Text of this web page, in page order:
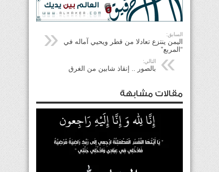
السابق:
اليمن ينتزع تعادلا من قطر ويحيي آماله في
“المربع”
التالي:
بالصور .. إنقاذ شابين من الغرق
مقالات مشابهة